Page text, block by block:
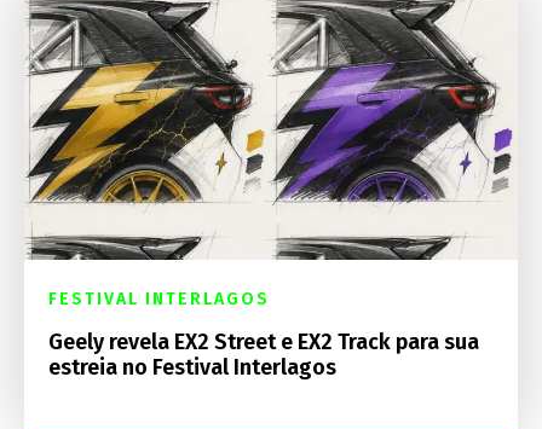
FESTIVAL INTERLAGOS
Geely revela EX2 Street e EX2 Track para sua
estreia no Festival Interlagos